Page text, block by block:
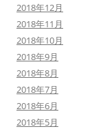
2018年12月
2018年11月
2018年10月
2018年9月
2018年8月
2018年7月
2018年6月
2018年5月